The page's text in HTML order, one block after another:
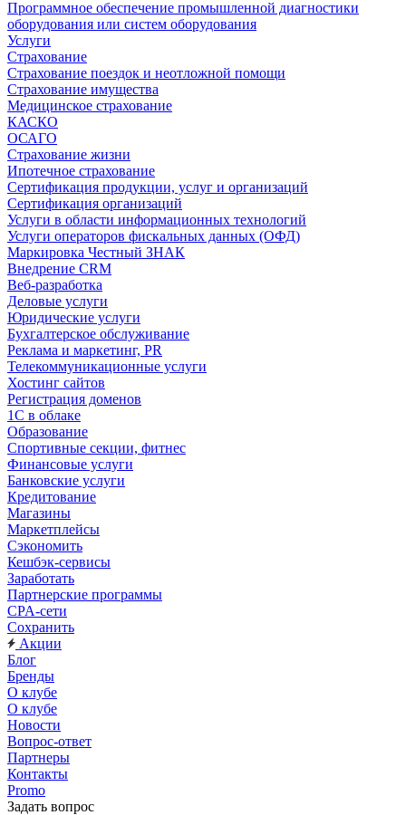
Программное обеспечение промышленной диагностики
оборудования или систем оборудования
Услуги
Страхование
Страхование поездок и неотложной помощи
Страхование имущества
Медицинское страхование
КАСКО
ОСАГО
Страхование жизни
Ипотечное страхование
Сертификация продукции, услуг и организаций
Сертификация организаций
Услуги в области информационных технологий
Услуги операторов фискальных данных (ОФД)
Маркировка Честный ЗНАК
Внедрение CRM
Веб-разработка
Деловые услуги
Юридические услуги
Бухгалтерское обслуживание
Реклама и маркетинг, PR
Телекоммуникационные услуги
Хостинг сайтов
Регистрация доменов
1С в облаке
Образование
Спортивные секции, фитнес
Финансовые услуги
Банковские услуги
Кредитование
Магазины
Маркетплейсы
Сэкономить
Кешбэк-сервисы
Заработать
Партнерские программы
CPA-сети
Сохранить
Акции
Блог
Бренды
О клубе
О клубе
Новости
Вопрос-ответ
Партнеры
Контакты
Promo
Задать вопрос